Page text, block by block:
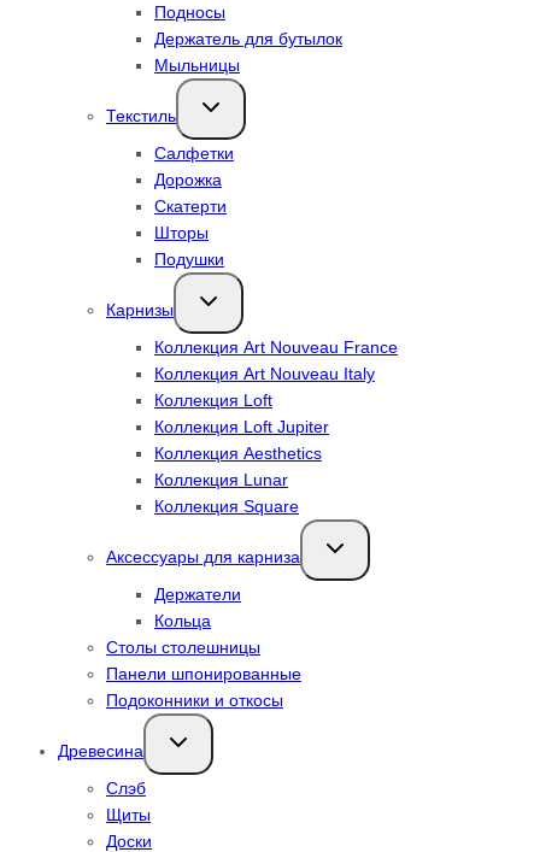
Подносы
Держатель для бутылок
Мыльницы
Текстиль
Переключить
дочернее
Салфетки
Дорожка
Скатерти
Шторы
Подушки
Карнизы
Переключить
дочернее
Коллекция Art Nouveau France
Коллекция Art Nouveau Italy
Коллекция Loft
Коллекция Loft Jupiter
Коллекция Aesthetics
Коллекция Lunar
Коллекция Square
Аксессуары для карниза
Переключить
дочернее
Держатели
Кольца
Столы столешницы
Панели шпонированные
Подоконники и откосы
Древесина
Переключить
дочернее
Слэб
Щиты
Доски